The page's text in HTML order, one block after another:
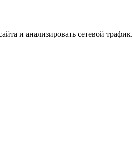
и анализировать сетевой трафик.